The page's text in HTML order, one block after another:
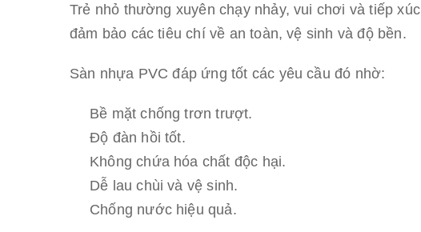
Trẻ nhỏ thường xuyên chạy nhảy, vui chơi và tiếp
đảm bảo các tiêu chí về an toàn, vệ sinh và độ bền.
Sàn nhựa PVC đáp ứng tốt các yêu cầu đó nhờ:
Bề mặt chống trơn trượt.
Độ đàn hồi tốt.
Không chứa hóa chất độc hại.
Dễ lau chùi và vệ sinh.
Chống nước hiệu quả.